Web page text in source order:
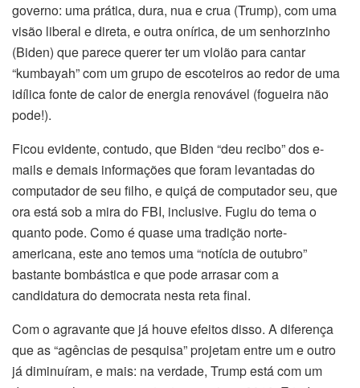
governo: uma prática, dura, nua e crua (Trump), com uma
visão liberal e direta, e outra onírica, de um senhorzinho
(Biden) que parece querer ter um violão para cantar
“kumbayah” com um grupo de escoteiros ao redor de uma
idílica fonte de calor de energia renovável (fogueira não
pode!).
Ficou evidente, contudo, que Biden “deu recibo” dos e-
mails e demais informações que foram levantadas do
computador de seu filho, e quiçá de computador seu, que
ora está sob a mira do FBI, inclusive. Fugiu do tema o
quanto pode. Como é quase uma tradição norte-
americana, este ano temos uma “notícia de outubro”
bastante bombástica e que pode arrasar com a
candidatura do democrata nesta reta final.
Com o agravante que já houve efeitos disso. A diferença
que as “agências de pesquisa” projetam entre um e outro
já diminuíram, e mais: na verdade, Trump está com um